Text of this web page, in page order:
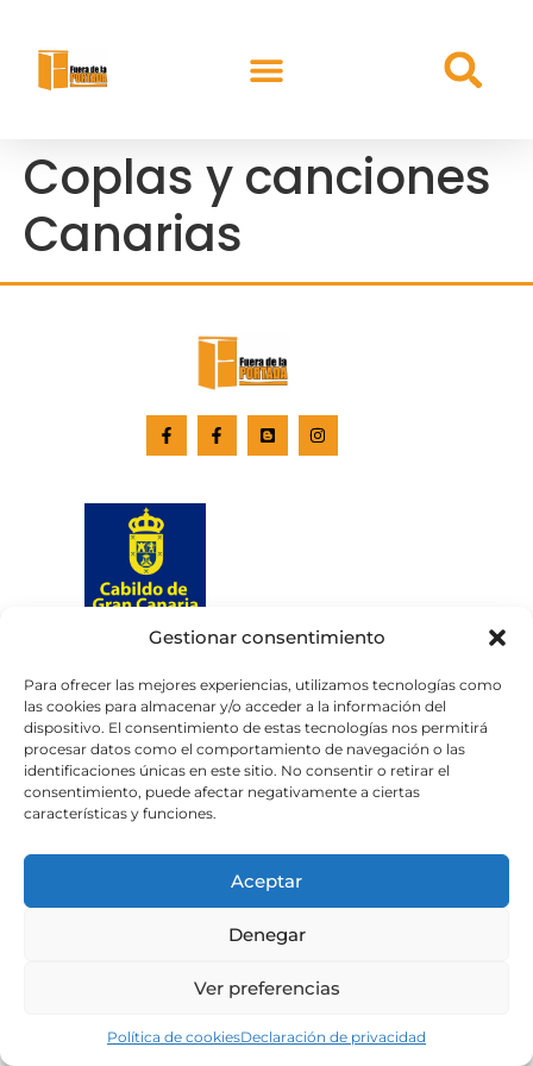
Gestionar consentimiento
Para ofrecer las mejores experiencias, utilizamos tecnologías como
las cookies para almacenar y/o acceder a la información del
dispositivo. El consentimiento de estas tecnologías nos permitirá
procesar datos como el comportamiento de navegación o las
identificaciones únicas en este sitio. No consentir o retirar el
consentimiento, puede afectar negativamente a ciertas
características y funciones.
Aceptar
Denegar
Ver preferencias
Política de cookiesDeclaración de privacidad
Coplas y canciones
Canarias
Aviso legalPolítica de privacidad
Política de cookies
Portal de transparencia